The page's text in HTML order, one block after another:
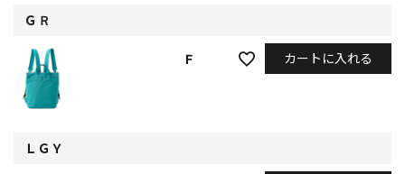
ＧＲ
F カートに入れる
ＬＧＹ